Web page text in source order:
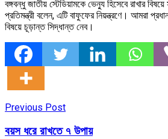
বঙ্গবন্ধু জাতীয় স্টেডিয়ামকে ভেন্যু হিসেবে রাখার
প্রতিমন্ত্রী বলেন, এটি বাফুফের নিয়ন্ত্রণে। আমরা
বিষয়ে চূড়ান্ত সিদ্ধান্ত নেব।
Previous Post
বয়স ধরে রাখতে ৭ উপায়